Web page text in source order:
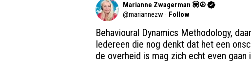
Marianne Zwagerman 💟☮️
@mariannezw · Follow
Behavioural Dynamics Methodology,
Iedereen die nog denkt dat het een
de overheid is mag zich echt even gaan